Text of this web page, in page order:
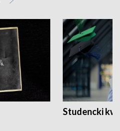
Studencki